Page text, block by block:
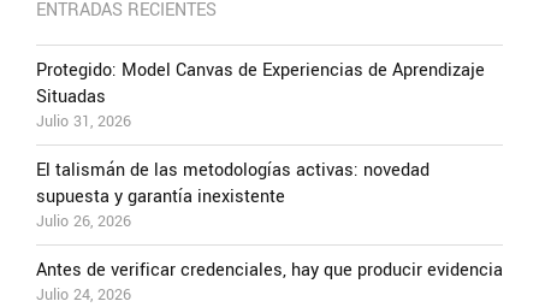
ENTRADAS RECIENTES
Protegido: Model Canvas de Experiencias de Aprendizaje
Situadas
Julio 31, 2026
El talismán de las metodologías activas: novedad
supuesta y garantía inexistente
Julio 26, 2026
Antes de verificar credenciales, hay que producir evidencia
Julio 24, 2026